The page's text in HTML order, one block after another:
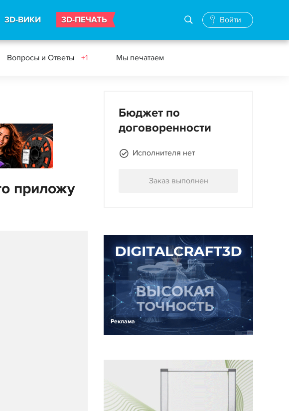
3D-ВИКИ 3D-ПЕЧАТЬ Войти
Вопросы и Ответы +1 Мы печатаем
приложу
Бюджет по
договоренности
Исполнителя нет
Заказ выполнен
Реклама